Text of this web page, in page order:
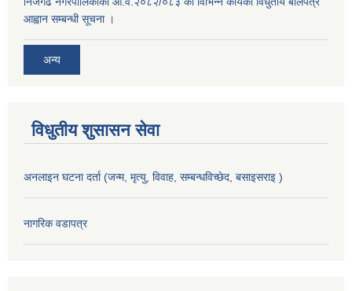
आह्वान सम्बन्धी सूचना ।
अन्य
विधुतीय शुसासन सेवा
अनलाइन घटना दर्ता (जन्म, मृत्यु, विवाह, सम्बन्धविच्छेद, बसाइसराइ )
नागरिक वडापत्र